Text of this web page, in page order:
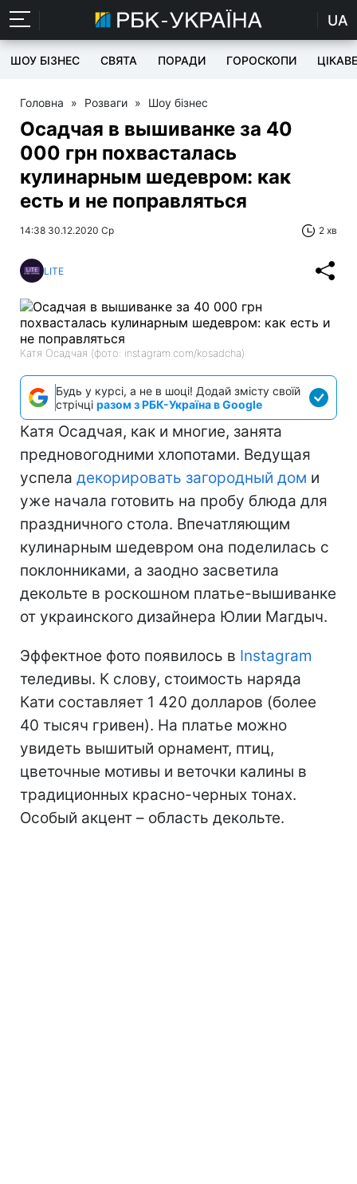
UA
ШОУ БІЗНЕС СВЯТА ПОРАДИ ГОРОСКОПИ ЦІКАВЕ
Головна » Розваги » Шоу бізнес
Осадчая в вышиванке за 40
000 грн похвасталась
кулинарным шедевром: как
есть и не поправляться
14:38 30.12.2020 Ср 2 хв
LITE
Катя Осадчая (фото: instagram.com/kosadcha)
Будь у курсі, а не в шоці! Додай змісту своїй
стрічці разом з РБК-Україна в Google
Катя Осадчая, как и многие, занята
предновогодними хлопотами. Ведущая
успела декорировать загородный дом и
уже начала готовить на пробу блюда для
праздничного стола. Впечатляющим
кулинарным шедевром она поделилась с
поклонниками, а заодно засветила
декольте в роскошном платье-вышиванке
от украинского дизайнера Юлии Магдыч.
Эффектное фото появилось в Instagram
теледивы. К слову, стоимость наряда
Кати составляет 1 420 долларов (более
40 тысяч гривен). На платье можно
увидеть вышитый орнамент, птиц,
цветочные мотивы и веточки калины в
традиционных красно-черных тонах.
Особый акцент – область декольте.